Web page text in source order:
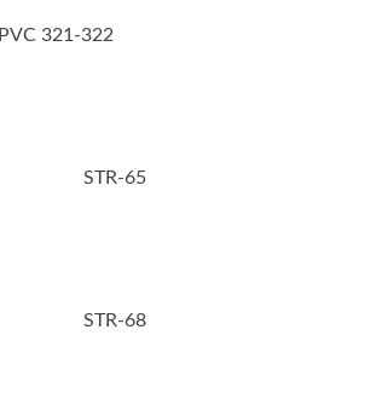
PVC 321-322
STR-65
STR-68